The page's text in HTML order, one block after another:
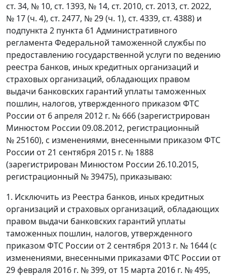
ст. 34, № 10, ст. 1393, № 14, ст. 2010, ст. 2013, ст. 2022,
№ 17 (ч. 4), ст. 2477, № 29 (ч. 1), ст. 4339, ст. 4388) и
подпункта 2 пункта 61 Административного
регламента Федеральной таможенной службы по
предоставлению государственной услуги по ведению
реестра банков, иных кредитных организаций и
страховых организаций, обладающих правом
выдачи банковских гарантий уплаты таможенных
пошлин, налогов, утвержденного приказом ФТС
России от 6 апреля 2012 г. № 666 (зарегистрирован
Минюстом России 09.08.2012, регистрационный
№ 25160), с изменениями, внесенными приказом ФТС
России от 21 сентября 2015 г. № 1888
(зарегистрирован Минюстом России 26.10.2015,
регистрационный № 39475), приказываю:
1. Исключить из Реестра банков, иных кредитных
организаций и страховых организаций, обладающих
правом выдачи банковских гарантий уплаты
таможенных пошлин, налогов, утвержденного
приказом ФТС России от 2 сентября 2013 г. № 1644 (с
изменениями, внесенными приказами ФТС России от
29 февраля 2016 г. № 399, от 15 марта 2016 г. № 495,